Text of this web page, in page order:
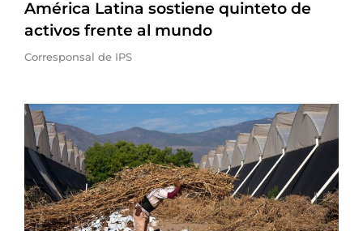
América Latina sostiene quinteto de
activos frente al mundo
Corresponsal de IPS